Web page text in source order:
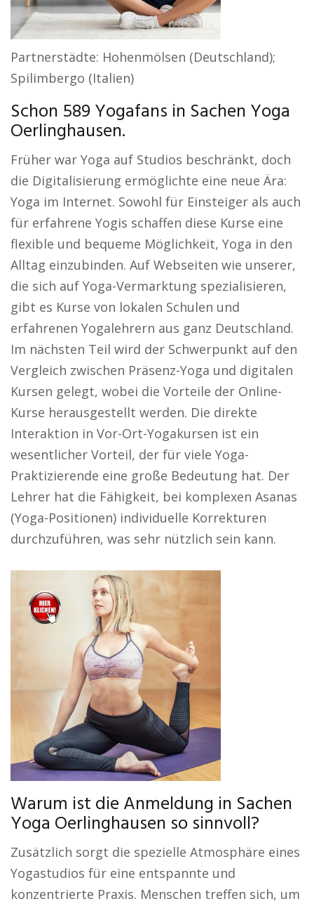
Partnerstädte: Hohenmölsen (Deutschland);
Spilimbergo (Italien)
Schon 589 Yogafans in Sachen Yoga
Oerlinghausen.
Früher war Yoga auf Studios beschränkt, doch
die Digitalisierung ermöglichte eine neue Ära:
Yoga im Internet. Sowohl für Einsteiger als auch
für erfahrene Yogis schaffen diese Kurse eine
flexible und bequeme Möglichkeit, Yoga in den
Alltag einzubinden. Auf Webseiten wie unserer,
die sich auf Yoga-Vermarktung spezialisieren,
gibt es Kurse von lokalen Schulen und
erfahrenen Yogalehrern aus ganz Deutschland.
Im nächsten Teil wird der Schwerpunkt auf den
Vergleich zwischen Präsenz-Yoga und digitalen
Kursen gelegt, wobei die Vorteile der Online-
Kurse herausgestellt werden. Die direkte
Interaktion in Vor-Ort-Yogakursen ist ein
wesentlicher Vorteil, der für viele Yoga-
Praktizierende eine große Bedeutung hat. Der
Lehrer hat die Fähigkeit, bei komplexen Asanas
(Yoga-Positionen) individuelle Korrekturen
durchzuführen, was sehr nützlich sein kann.
Warum ist die Anmeldung in Sachen
Yoga Oerlinghausen so sinnvoll?
Zusätzlich sorgt die spezielle Atmosphäre eines
Yogastudios für eine entspannte und
konzentrierte Praxis. Menschen treffen sich, um